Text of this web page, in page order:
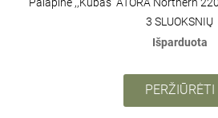
Palapinė ,,Kubas'' ATORA Northern
3 SLUOKSNIŲ
Išparduota
PERŽIŪRĖTI